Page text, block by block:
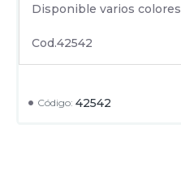
Código: 42542
Disponible varios colores
Cod.42542